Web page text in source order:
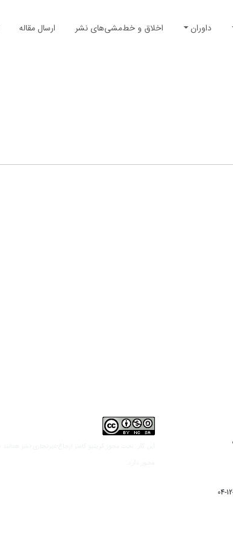
داوران اخلاق و خط‌مشی‌های نشر ارسال مقاله